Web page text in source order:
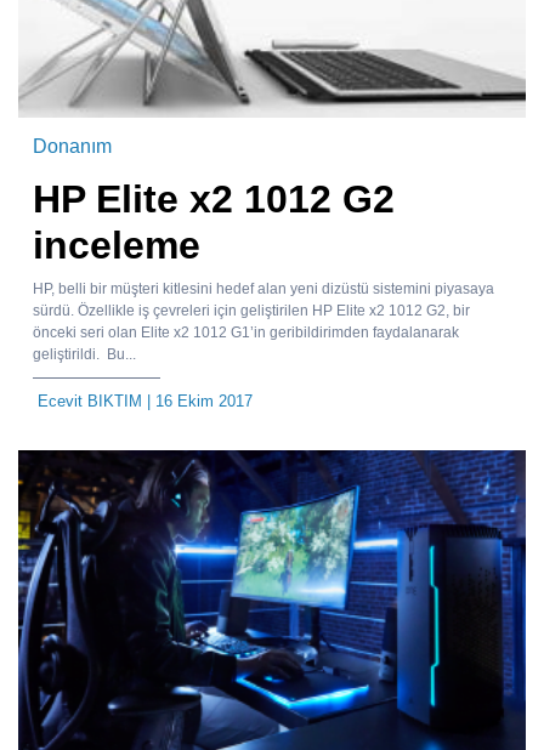
Donanım
HP Elite x2 1012 G2
inceleme
HP, belli bir müşteri kitlesini hedef alan yeni dizüstü sistemini piyasaya
sürdü. Özellikle iş çevreleri için geliştirilen HP Elite x2 1012 G2, bir
önceki seri olan Elite x2 1012 G1’in geribildirimden faydalanarak
geliştirildi. Bu...
Ecevit BIKTIM | 16 Ekim 2017